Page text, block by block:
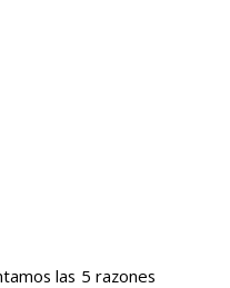
las 5 razones